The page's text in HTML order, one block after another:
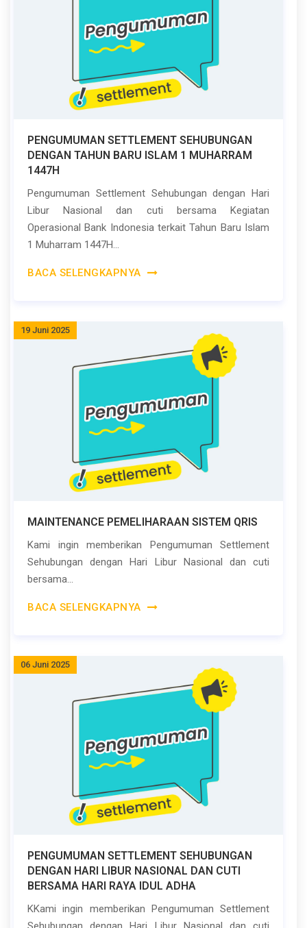
PENGUMUMAN SETTLEMENT SEHUBUNGAN
DENGAN TAHUN BARU ISLAM 1 MUHARRAM
1447H
Pengumuman Settlement Sehubungan dengan Hari
Libur Nasional dan cuti bersama Kegiatan
Operasional Bank Indonesia terkait Tahun Baru Islam
1 Muharram 1447H...
BACA SELENGKAPNYA
19 Juni 2025
MAINTENANCE PEMELIHARAAN SISTEM QRIS
Kami ingin memberikan Pengumuman Settlement
Sehubungan dengan Hari Libur Nasional dan cuti
bersama...
BACA SELENGKAPNYA
06 Juni 2025
PENGUMUMAN SETTLEMENT SEHUBUNGAN
DENGAN HARI LIBUR NASIONAL DAN CUTI
BERSAMA HARI RAYA IDUL ADHA
KKami ingin memberikan Pengumuman Settlement